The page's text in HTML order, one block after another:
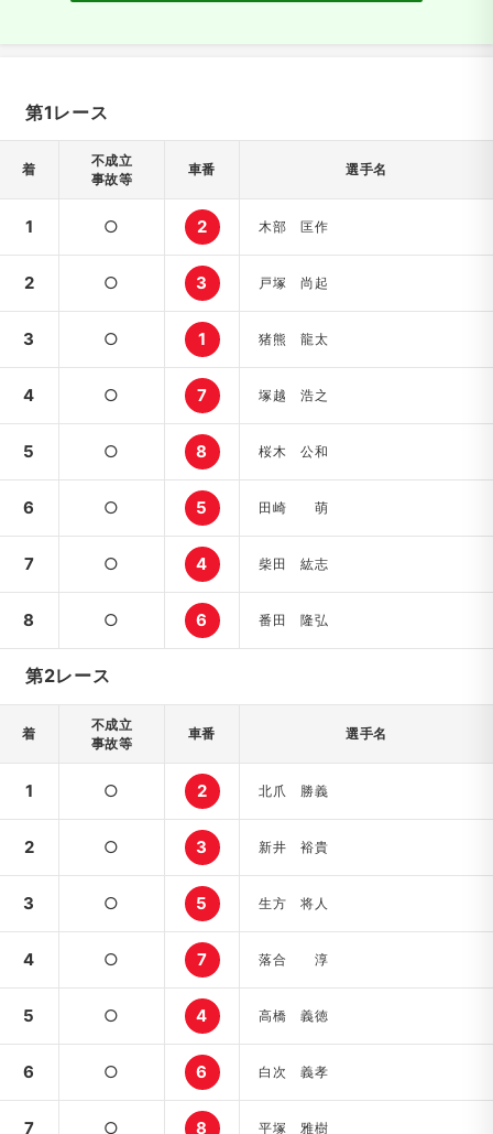
第1レース
着
不成立
事故等
車番 選手名
1 ○ 2 木部 匡作
2 ○ 3 戸塚 尚起
3 ○ 1 猪熊 龍太
4 ○ 7 塚越 浩之
5 ○ 8 桜木 公和
6 ○ 5 田崎 萌
7 ○ 4 柴田 紘志
8 ○ 6 番田 隆弘
第2レース
着
不成立
事故等
車番 選手名
1 ○ 2 北爪 勝義
2 ○ 3 新井 裕貴
3 ○ 5 生方 将人
4 ○ 7 落合 淳
5 ○ 4 高橋 義徳
6 ○ 6 白次 義孝
7 ○ 8 平塚 雅樹